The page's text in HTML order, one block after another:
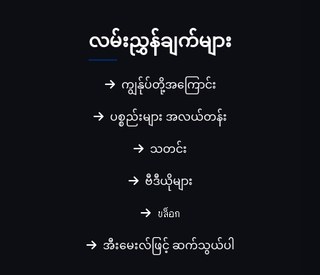
လမ်းညွှန်ချက်များ
ကျွန်ုပ်တို့အကြောင်း
ပစ္စည်းများ အလယ်တန်း
သတင်း
ဗီဒီယိုများ
บล็อก
အီးမေးလ်ဖြင့် ဆက်သွယ်ပါ